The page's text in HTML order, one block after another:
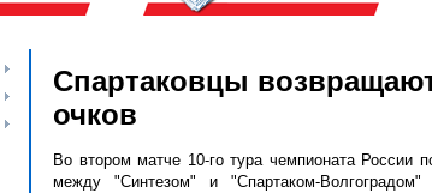
Спартаковцы
очков
Во втором матче 10-го тура чемпионата России
между "Синтезом" и "Спартаком-